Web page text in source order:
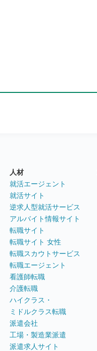
人材
就活エージェント
就活サイト
逆求人型就活サービス
アルバイト情報サイト
転職サイト
転職サイト 女性
転職スカウトサービス
転職エージェント
看護師転職
介護転職
ハイクラス・
ミドルクラス転職
派遣会社
工場・製造業派遣
派遣求人サイト